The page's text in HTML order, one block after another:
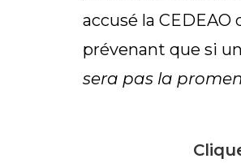
accusé la
prévenant que si
sera pas la